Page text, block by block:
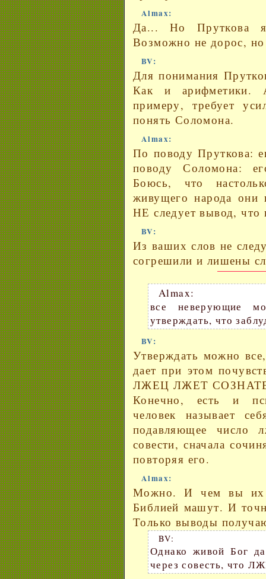
Almax:
Да... Но Пруткова
Возможно не дорос,
BV:
Для понимания
Как и арифметики.
примеру, требует
понять Соломона.
Almax:
По поводу Пруткова:
поводу Соломона:
Боюсь, что
живущего народа они
НЕ следует вывод, что
BV:
Из ваших слов не
согрешили и лишены
Almax:
все неверующие
утверждать, что
BV:
Утверждать можно
дает при этом
ЛЖЕЦ ЛЖЕТ
Конечно, есть и
человек называет
подавляющее число
совести, сначала
повторяя его.
Almax:
Можно. И чем вы их
Библией машут. И
Только выводы
BV:
Однако живой Бог
через совесть, что